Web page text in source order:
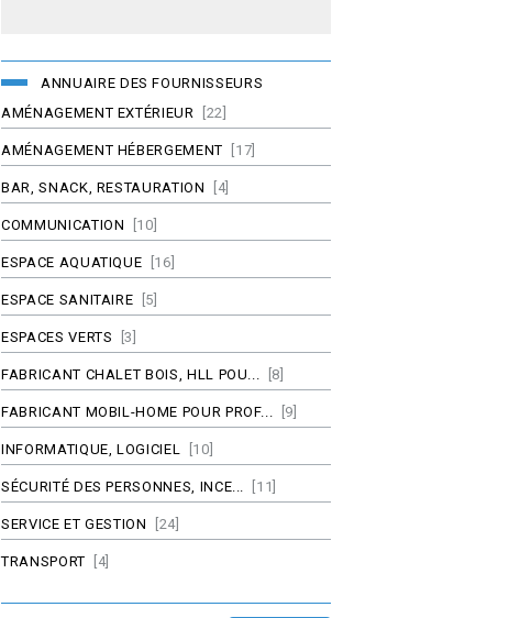
ANNUAIRE DES FOURNISSEURS
AMÉNAGEMENT EXTÉRIEUR
[22]
AMÉNAGEMENT HÉBERGEMENT [17]
BAR, SNACK, RESTAURATION [4]
COMMUNICATION [10]
ESPACE AQUATIQUE [16]
ESPACE SANITAIRE [5]
ESPACES VERTS [3]
FABRICANT CHALET BOIS, HLL POU... [8]
FABRICANT MOBIL-HOME POUR PROF... [9]
INFORMATIQUE, LOGICIEL [10]
SÉCURITÉ DES PERSONNES, INCE... [11]
SERVICE ET GESTION [24]
TRANSPORT [4]